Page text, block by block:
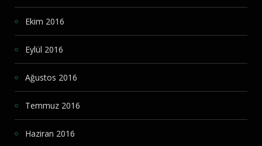
Ekim 2016
Eylül 2016
Ağustos 2016
Temmuz 2016
Haziran 2016